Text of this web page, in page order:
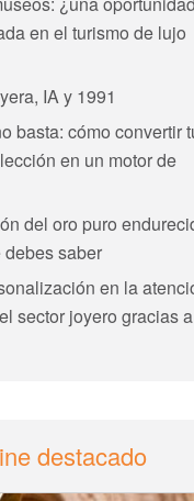
en el turismo de lujo
IA y 1991
basta: cómo convertir
en un motor de
del oro puro
saber
en la
sector joyero gracias
destacado